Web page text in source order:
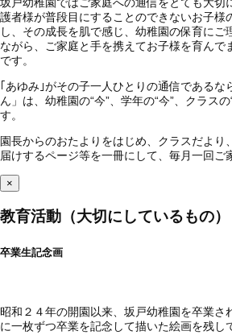
護者様が普段目にすることのできないお子様
し、その成長を肌で感じ、幼稚園の保育にご
ながら、ご家庭と手を携えてお子様を育んで
です。
｢あゆみ｣がその子一人ひとりの通信である
ん」は、幼稚園の“今”、学年の“今”、クラス
す。
園長からのおたよりをはじめ、クラスだより
届けするページ等を一冊にして、毎月一回ご
×
教育活動（大切にしているもの）
卒業生記念画
昭和２４年の開園以来、坂戸幼稚園を卒業さ
に一枚ずつ卒業を記念して描いた絵画を残し